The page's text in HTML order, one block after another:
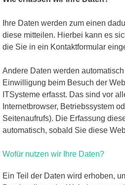
Ihre Daten werden zum einen
diese mitteilen. Hierbei kann es
die Sie in ein Kontaktformular
Andere Daten werden
Einwilligung beim Besuch der
ITSysteme erfasst. Das sind vor
Internetbrowser, Betriebssystem
Seitenaufrufs). Die Erfassung
automatisch, sobald Sie diese
Wofür nutzen wir Ihre Daten?
Ein Teil der Daten wird erhoben,